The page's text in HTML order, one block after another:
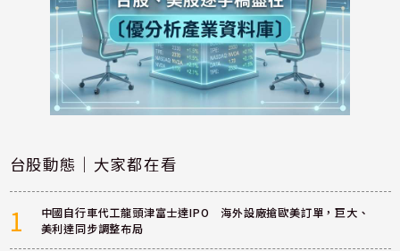
台股動態｜大家都在看
1
中國自行車代工龍頭津富士達IPO 海外設廠搶歐美訂單，巨大、
美利達同步調整布局